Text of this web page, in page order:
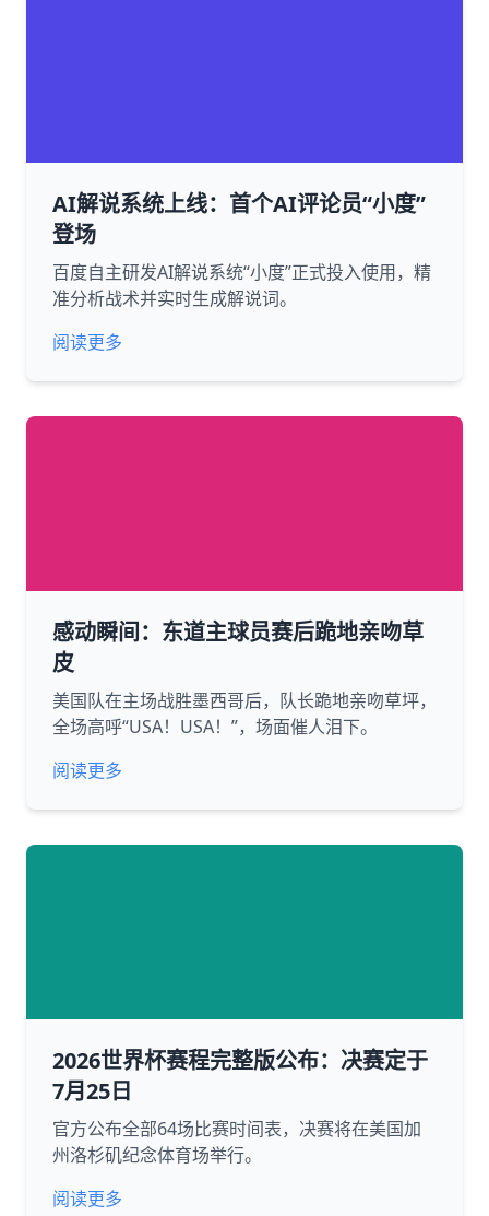
AI解说系统上线：首个AI评论员“小度”
登场
百度自主研发AI解说系统“小度”正式投入使用，精
准分析战术并实时生成解说词。
阅读更多
感动瞬间：东道主球员赛后跪地亲吻草
皮
美国队在主场战胜墨西哥后，队长跪地亲吻草坪，
全场高呼“USA！USA！”，场面催人泪下。
阅读更多
2026世界杯赛程完整版公布：决赛定于
7月25日
官方公布全部64场比赛时间表，决赛将在美国加
州洛杉矶纪念体育场举行。
阅读更多